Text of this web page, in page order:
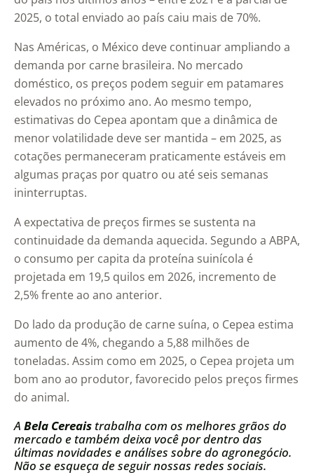
2025, o total enviado ao país caiu mais de 70%.
Nas Américas, o México deve continuar ampliando a
demanda por carne brasileira. No mercado
doméstico, os preços podem seguir em patamares
elevados no próximo ano. Ao mesmo tempo,
estimativas do Cepea apontam que a dinâmica de
menor volatilidade deve ser mantida – em 2025, as
cotações permaneceram praticamente estáveis em
algumas praças por quatro ou até seis semanas
ininterruptas.
A expectativa de preços firmes se sustenta na
continuidade da demanda aquecida. Segundo a ABPA,
o consumo per capita da proteína suinícola é
projetada em 19,5 quilos em 2026, incremento de
2,5% frente ao ano anterior.
Do lado da produção de carne suína, o Cepea estima
aumento de 4%, chegando a 5,88 milhões de
toneladas. Assim como em 2025, o Cepea projeta um
bom ano ao produtor, favorecido pelos preços firmes
do animal.
A Bela Cereais trabalha com os melhores grãos do
mercado e também deixa você por dentro das
últimas novidades e análises sobre do agronegócio.
Não se esqueça de seguir nossas redes sociais.